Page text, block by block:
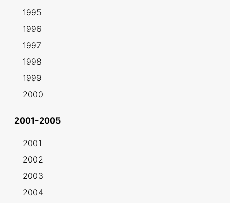
1995
1996
1997
1998
1999
2000
2001-2005
2001
2002
2003
2004